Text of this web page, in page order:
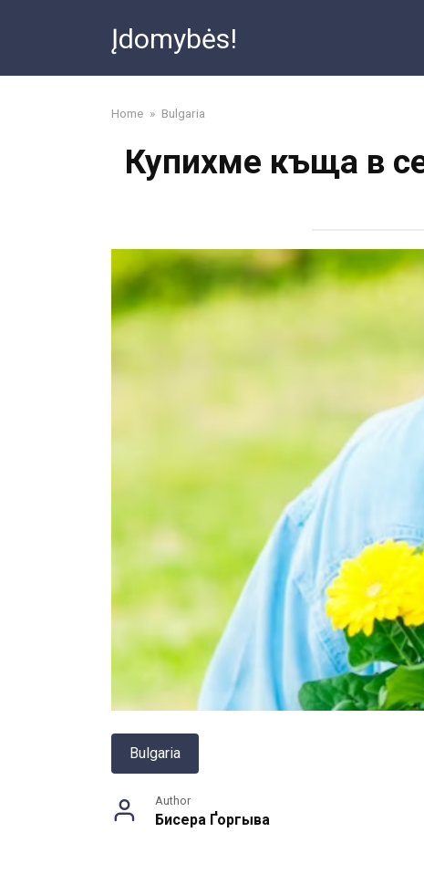
Įdomybės!
Home » Bulgaria
Купихме къща в
Bulgaria
Author
Бисера Ґоргыва